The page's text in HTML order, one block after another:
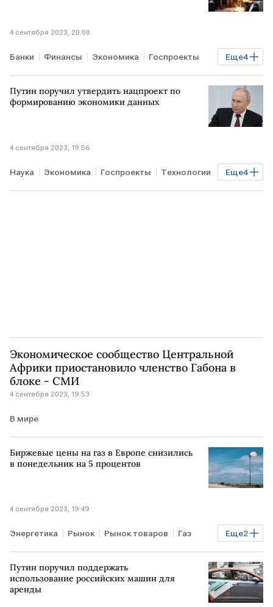
4 сентября 2023, 20:08
Еще4
Банки Финансы Экономика Госпроекты
Промышленность РОССИЯ кредит
промышленная ипотека
Путин поручил утвердить нацпроект по
формированию экономики данных
4 сентября 2023, 19:56
Еще4
Наука Экономика Госпроекты Технологии
РОССИЯ нацпроекты поручение Путина
Экономическое сообщество Центральной
Африки приостановило членство Габона в
блоке - СМИ
4 сентября 2023, 19:53
В мире
Биржевые цены на газ в Европе снизились
в понедельник на 5 процентов
4 сентября 2023, 19:49
Еще2
Энергетика Рынок Рынок товаров Газ
ЕВРОПА Биржа ICE
Путин поручил поддержать
использование российских машин для
аренды